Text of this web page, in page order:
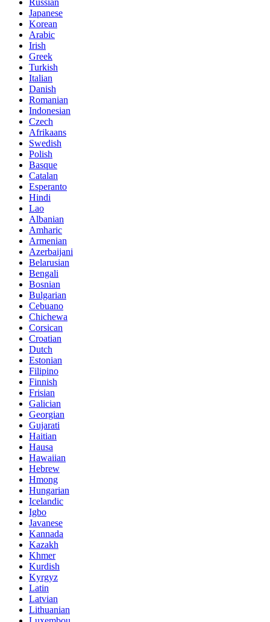
Japanese
Korean
Arabic
Irish
Greek
Turkish
Italian
Danish
Romanian
Indonesian
Czech
Afrikaans
Swedish
Polish
Basque
Catalan
Esperanto
Hindi
Lao
Albanian
Amharic
Armenian
Azerbaijani
Belarusian
Bengali
Bosnian
Bulgarian
Cebuano
Chichewa
Corsican
Croatian
Dutch
Estonian
Filipino
Finnish
Frisian
Galician
Georgian
Gujarati
Haitian
Hausa
Hawaiian
Hebrew
Hmong
Hungarian
Icelandic
Igbo
Javanese
Kannada
Kazakh
Khmer
Kurdish
Kyrgyz
Latin
Latvian
Lithuanian